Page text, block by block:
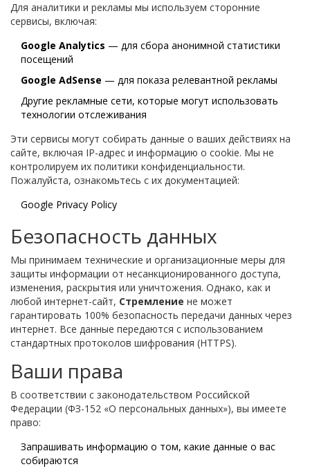
Для аналитики и рекламы мы используем сторонние
сервисы, включая:
Google Analytics — для сбора анонимной статистики
посещений
Google AdSense — для показа релевантной рекламы
Другие рекламные сети, которые могут использовать
технологии отслеживания
Эти сервисы могут собирать данные о ваших действиях на
сайте, включая IP-адрес и информацию о cookie. Мы не
контролируем их политики конфиденциальности.
Пожалуйста, ознакомьтесь с их документацией:
Google Privacy Policy
Безопасность данных
Мы принимаем технические и организационные меры для
защиты информации от несанкционированного доступа,
изменения, раскрытия или уничтожения. Однако, как и
любой интернет-сайт, Стремление не может
гарантировать 100% безопасность передачи данных через
интернет. Все данные передаются с использованием
стандартных протоколов шифрования (HTTPS).
Ваши права
В соответствии с законодательством Российской
Федерации (ФЗ-152 «О персональных данных»), вы имеете
право:
Запрашивать информацию о том, какие данные о вас
собираются